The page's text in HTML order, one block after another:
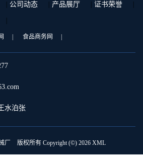
公司动态 产品展厅 证书荣誉
食品商务网
水泊张
厂 版权所有 Copyright (©) 2026 XML